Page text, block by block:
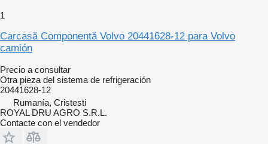
1
Carcasă Componentă Volvo 20441628-12 para Volvo
camión
Precio a consultar
Otra pieza del sistema de refrigeración
20441628-12
Rumanía, Cristesti
ROYAL DRU AGRO S.R.L.
Contacte con el vendedor